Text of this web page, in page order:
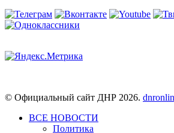
© Официальный сайт ДНР 2026.
ВСЕ НОВОСТИ
Политика